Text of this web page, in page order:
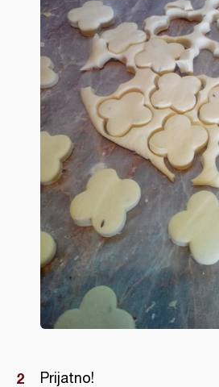
Prijatno!